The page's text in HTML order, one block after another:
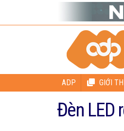
ADP GIỚI
Đèn LED